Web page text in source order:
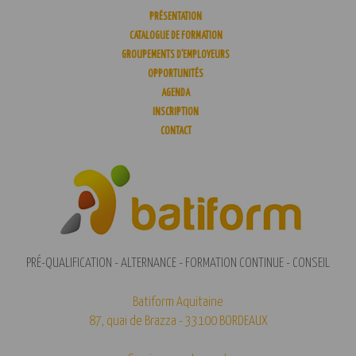
PRÉSENTATION
CATALOGUE DE FORMATION
GROUPEMENTS D’EMPLOYEURS
OPPORTUNITÉS
AGENDA
INSCRIPTION
CONTACT
PRÉ-QUALIFICATION - ALTERNANCE - FORMATION CONTINUE - CONSEIL
Batiform Aquitaine
87, quai de Brazza - 33100 BORDEAUX